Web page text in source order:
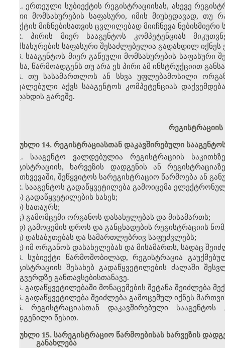
1. ერთეული სუბიექტის რეგისტრაციისას, ასევე
ერთი მომსახურების საფასური, იმის მიუხედავად,
პუნქტის მიზნებისათვის ცვლილებად მიიჩნევა
2. პირის მიერ სააგენტოს კომპეტენციას
მომსახურების საფასური შესაძლებელია გადახდილ
3. სააგენტოს მიერ გაწეული მომსახურების საფასური
იმისა, წარმოადგენს თუ არა ეს პირი ამ ინსტრუქციით
4. თუ სასამართლოს ან სხვა უფლებამოსილი
დავალებული აქვს სააგენტოს კომპეტენციას
გადახდის გარეშე.
რეგისტრაციის
მუხლი 14. რეგისტრაციასთან დაკავშირებული
1. სააგენტო ვალდებულია რეგისტრაციის
რეგისტრაციის, ხარვეზის დადგენის ან
შემთხვევაში, შეწყვიტოს სარეგისტრაციო წარმოება ან
2. სააგენტოს გადაწყვეტილება გამოიცემა
ა) გადაწყვეტილების სახეს;
ბ) სათაურს;
გ) გამომცემი ორგანოს დასახელებას და მისამართს;
დ) გამოცემის დროს და განცხადების რეგისტრაციის
ე) დასაბუთებას და სამართლებრივ საფუძვლებს;
ვ) იმ ორგანოს დასახელებას და მისამართს, სადაც
3. სუბიექტი წარმოშობილად, რეგისტრაცია
რეგისტრაციის შესახებ გადაწყვეტილების ძალაში
ვებგვერდზე განთავსებისთანავე.
4. გადაწყვეტილებაში მონაცემების შეტანა შეიძლება
5. გადაწყვეტილება შეიძლება გამოცემულ იქნეს
6. რეგისტრაციასთან დაკავშირებული
დადგენილი წესით.
მუხლი 15. სარეგისტრაციო წარმოებისას ხარვეზის
განახლება